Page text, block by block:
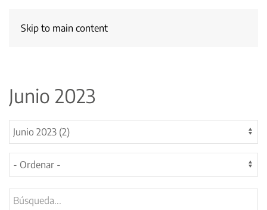
Skip to main content
Junio 2023